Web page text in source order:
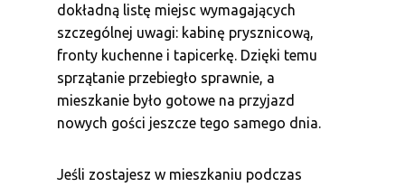
dokładną listę miejsc wymagających
szczególnej uwagi: kabinę prysznicową,
fronty kuchenne i tapicerkę. Dzięki temu
sprzątanie przebiegło sprawnie, a
mieszkanie było gotowe na przyjazd
nowych gości jeszcze tego samego dnia.
Jeśli zostajesz w mieszkaniu podczas